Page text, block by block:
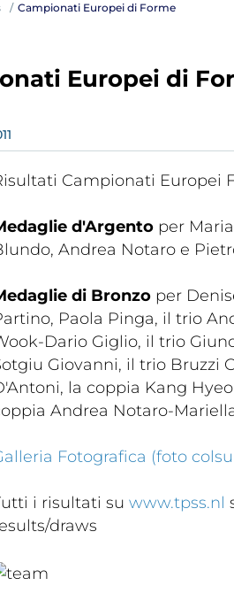
Competizioni
Formazione
Rivista
Campionati Europei di Forme
Europei di
Campionati Europei
d'Argentoper Maria
Andrea Notaro e
di Bronzoper
Paola Pinga, il trio
Dario Giglio, il trio
Giovanni, il trio Bruzzi
la coppia Kang Hyeon Wook - Denise D'Antoni, la
Andrea Notaro-
Fotografica (foto
i risultati su www.tpss.nl
draws